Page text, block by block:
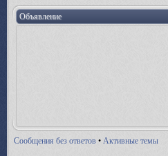
Объявление
Сообщения без ответов • Активные темы